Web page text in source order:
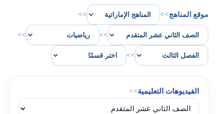
موقع المناهج>>
>>
>>
>>
>>
الفيديوهات التعليمية>>